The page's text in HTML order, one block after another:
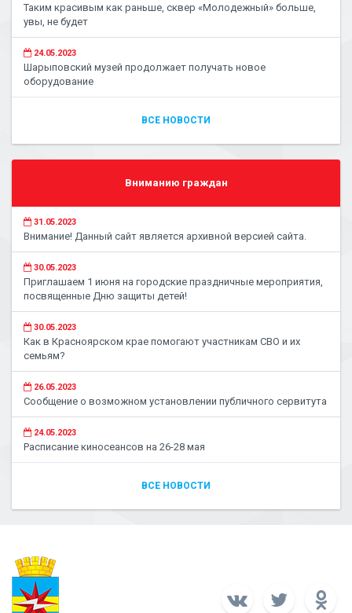
Таким красивым как раньше, сквер «Молодежный» больше,
увы, не будет
24.05.2023
Шарыповский музей продолжает получать новое
оборудование
ВСЕ НОВОСТИ
Вниманию граждан
31.05.2023
Внимание! Данный сайт является архивной версией сайта.
30.05.2023
Приглашаем 1 июня на городские праздничные мероприятия,
посвященные Дню защиты детей!
30.05.2023
Как в Красноярском крае помогают участникам СВО и их
семьям?
26.05.2023
Сообщение о возможном установлении публичного сервитута
24.05.2023
Расписание киносеансов на 26-28 мая
ВСЕ НОВОСТИ